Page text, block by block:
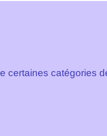
certaines catégories